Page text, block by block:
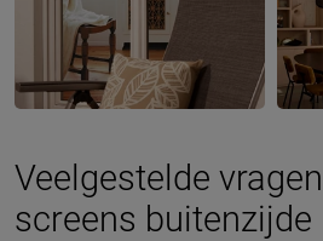
Veelgestelde
screens buitenzijde